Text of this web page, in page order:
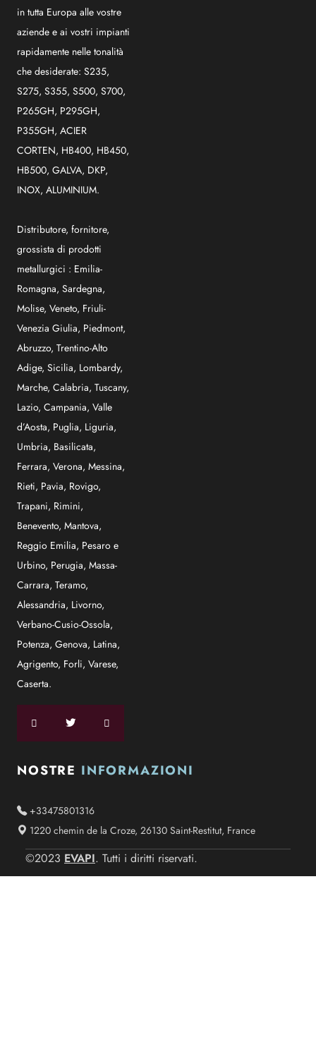
in tutta Europa alle vostre
aziende e ai vostri impianti
rapidamente nelle tonalità
che desiderate: S235,
S275, S355, S500, S700,
P265GH, P295GH,
P355GH, ACIER
CORTEN, HB400, HB450,
HB500, GALVA, DKP,
INOX, ALUMINIUM.
Distributore, fornitore,
grossista di prodotti
metallurgici : Emilia-
Romagna, Sardegna,
Molise, Veneto, Friuli-
Venezia Giulia, Piedmont,
Abruzzo, Trentino-Alto
Adige, Sicilia, Lombardy,
Marche, Calabria, Tuscany,
Lazio, Campania, Valle
d’Aosta, Puglia, Liguria,
Umbria, Basilicata,
Ferrara, Verona, Messina,
Rieti, Pavia, Rovigo,
Trapani, Rimini,
Benevento, Mantova,
Reggio Emilia, Pesaro e
Urbino, Perugia, Massa-
Carrara, Teramo,
Alessandria, Livorno,
Verbano-Cusio-Ossola,
Potenza, Genova, Latina,
Agrigento, Forli, Varese,
Caserta.
NOSTRE INFORMAZIONI
+33475801316
1220 chemin de la Croze, 26130 Saint-Restitut, France
©2023 EVAPI. Tutti i diritti riservati.